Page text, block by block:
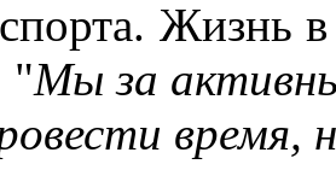
Жизнь
"Мы за
время,